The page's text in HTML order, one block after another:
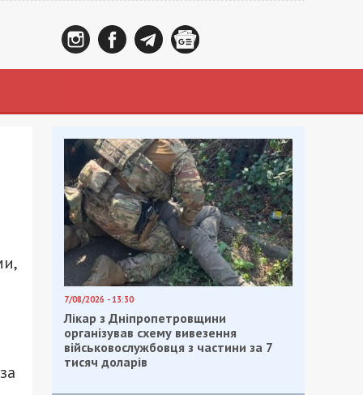
7/08/2026 - 13:30
Лікар з Дніпропетровщини
організував схему вивезення
військовослужбовця з частини за 7
тисяч доларів